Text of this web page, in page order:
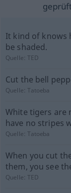
It kind of knows
be shaded.
Quelle:TED
Cut the bell
Quelle:Tatoeba
White tigers are
have no stripes
Quelle:Tatoeba
When you cut
them, you see
Quelle:TED